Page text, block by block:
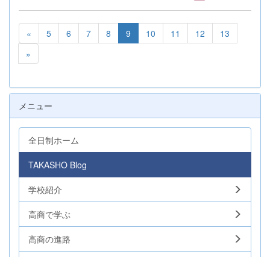
« 5 6 7 8 9 10 11 12
13
»
メニュー
全日制ホーム
TAKASHO Blog
学校紹介
高商で学ぶ
高商の進路